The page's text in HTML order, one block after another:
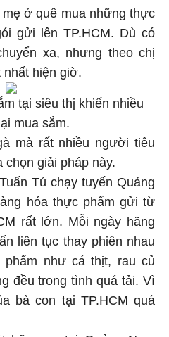
ở quê mua những thực
gửi lên TP.HCM. Dù có
xa, nhưng theo chị
hiện giờ.
tại siêu thị khiến nhiều
mua sắm.
mà rất nhiều người tiêu
giải pháp này.
Tú chạy tuyến Quảng
hóa thực phẩm gửi từ
rất lớn. Mỗi ngày hãng
liên tục thay phiên nhau
phẩm như cá thịt, rau củ
đều trong tình quá tải. Vì
bà con tại TP.HCM quá